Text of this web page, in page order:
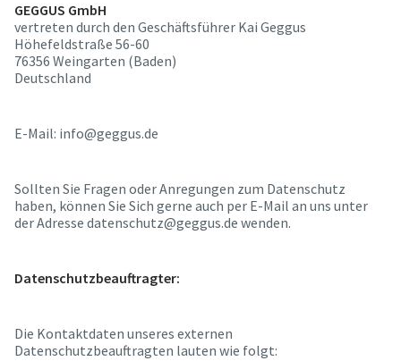
GEGGUS GmbH
vertreten durch den Geschäftsführer Kai Geggus
Höhefeldstraße 56-60
76356 Weingarten (Baden)
Deutschland
E-Mail: info@geggus.de
Sollten Sie Fragen oder Anregungen zum Datenschutz
haben, können Sie Sich gerne auch per E-Mail an uns unter
der Adresse datenschutz@geggus.de wenden.
Datenschutzbeauftragter:
Die Kontaktdaten unseres externen
Datenschutzbeauftragten lauten wie folgt: